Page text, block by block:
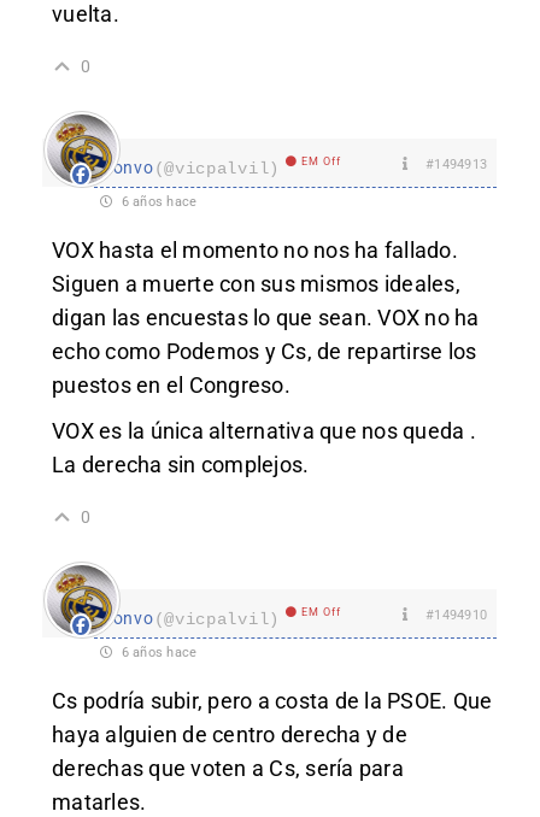
vuelta.
0
lonvo(@vicpalvil) EM Off #1494913
6 años hace
VOX hasta el momento no nos ha fallado.
Siguen a muerte con sus mismos ideales,
digan las encuestas lo que sean. VOX no ha
echo como Podemos y Cs, de repartirse los
puestos en el Congreso.
VOX es la única alternativa que nos queda .
La derecha sin complejos.
0
lonvo(@vicpalvil) EM Off #1494910
6 años hace
Cs podría subir, pero a costa de la PSOE. Que
haya alguien de centro derecha y de
derechas que voten a Cs, sería para
matarles.